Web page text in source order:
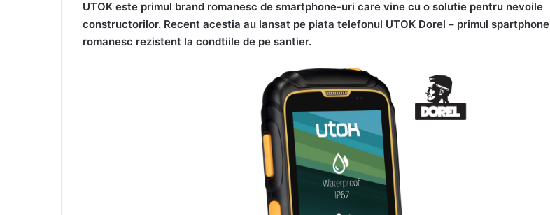
UTOK este primul brand romanesc de smartphone-uri care vine cu o solutie pentru nevoile
constructorilor. Recent acestia au lansat pe piata telefonul UTOK Dorel – primul spartphone
romanesc rezistent la condtiile de pe santier.